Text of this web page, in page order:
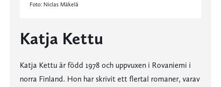
Foto: Niclas Mäkelä
Katja Kettu
Katja Kettu är född 1978 och uppvuxen i Rovaniemi i
norra Finland. Hon har skrivit ett flertal romaner, varav